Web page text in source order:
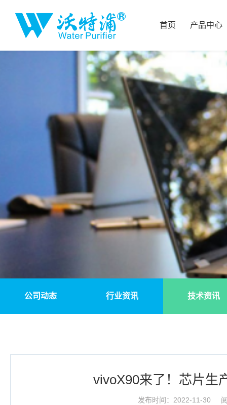
首页 产品中心
公司动态 行业资讯 技术资讯
vivoX90来了！芯片生
发布时间：2022-11-30